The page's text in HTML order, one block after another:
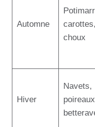
Automne
carottes,
choux
Hiver
Navets,